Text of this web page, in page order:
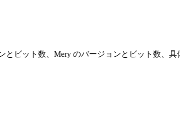
ビット数、Mery のバージョンとビット数、